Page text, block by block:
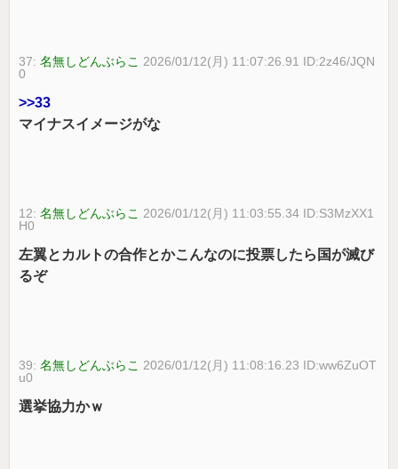
37:名無しどんぶらこ 2026/01/12(月) 11:07:26.91 ID:2z46/JQN
0
>>33
マイナスイメージがな
12:名無しどんぶらこ 2026/01/12(月) 11:03:55.34 ID:S3MzXX1
H0
左翼とカルトの合作とかこんなのに投票したら国が滅び
るぞ
39:名無しどんぶらこ 2026/01/12(月) 11:08:16.23 ID:ww6ZuOT
u0
選挙協力かｗ